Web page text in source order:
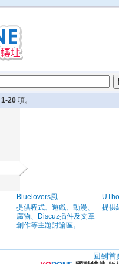
1-20 項。
Bluelovers風
提供程式、遊戲、動漫、
腐物、Discuz插件及文章
創作等主題討論區。
提供
回到首